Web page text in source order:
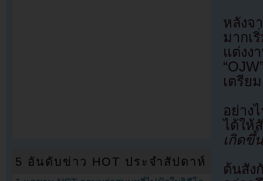
หลังจ
มากเ
แต่งง
เตรีย
อย่าง
ได้ให้
เกิดขึ้
ต้นสัง
5 อันดับข่าว HOT ประจำสัปดาห์